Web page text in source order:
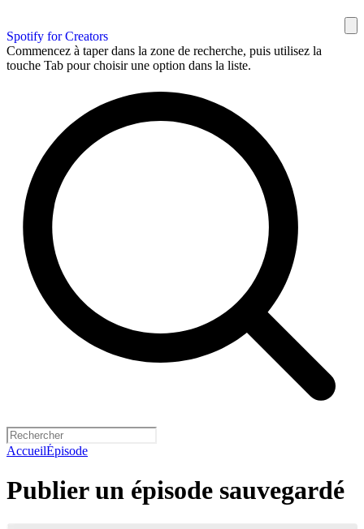
Spotify for Creators
Commencez à taper dans la zone de recherche, puis utilisez la
touche Tab pour choisir une option dans la liste.
AccueilÉpisode
Publier un épisode sauvegardé